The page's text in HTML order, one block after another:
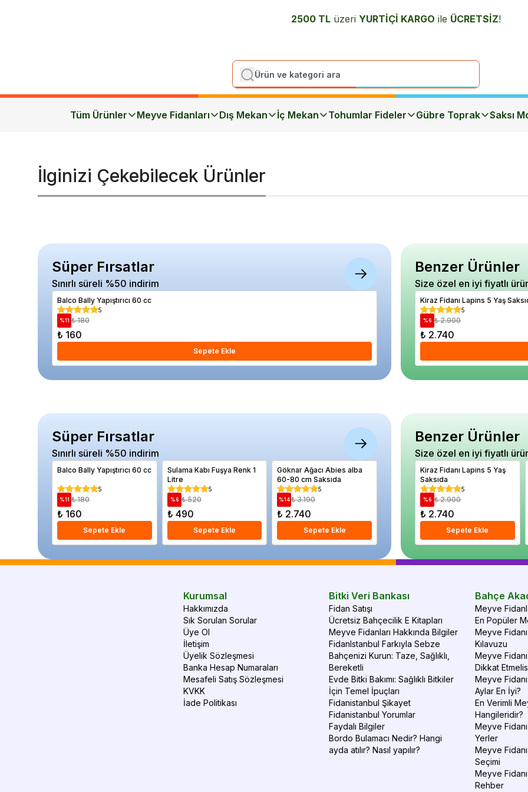
2500 TL üzeri YURTİÇİ KARGO ile ÜCRETSİZ!
Tüm Ürünler Meyve Fidanları Dış Mekan İç Mekan Tohumlar Fideler Gübre Toprak Saksı
İlginizi Çekebilecek Ürünler
Süper Fırsatlar
Sınırlı süreli %50 indirim
Balco Bally Yapıştırıcı 60 cc
5
%11 ₺ 180
₺ 160
Sepete Ekle
Sulama Kabı Fuşya Renk 1 Litre
5
Benzer Ürünler
Size özel en iyi fiyatlı
Kiraz Fidanı Lapins 5 Yaş
5
% 6 ₺ 2.900
₺ 2.740
Süper Fırsatlar
Sınırlı süreli %50 indirim
Balco Bally Yapıştırıcı 60 cc
5
%11 ₺ 180
₺ 160
Sepete Ekle
Sulama Kabı Fuşya Renk 1
Litre
5
% 6 ₺ 520
₺ 490
Sepete Ekle
Göknar Ağacı Abies alba
60-80 cm Saksıda
5
%14 ₺ 3.190
₺ 2.740
Sepete Ekle
Bodur Çalı Hanımeli Fidanı
Lonicera Nitida Saksıda
5
₺ 1.790
Sepete Ekle
Bektaşi
₺
Benzer Ürünler
Size özel en iyi fiyatlı
Kiraz Fidanı Lapins 5 Yaş
Saksıda
5
% 6 ₺ 2.900
₺ 2.740
Sepete Ekle
Kurumsal
Hakkımızda
Sık Sorulan Sorular
Üye Ol
İletişim
Üyelik Sözleşmesi
Banka Hesap Numaraları
Mesafeli Satış Sözleşmesi
KVKK
İade Politikası
Bitki Veri Bankası
Fidan Satışı
Ücretsiz Bahçecilik E Kitapları
Meyve Fidanları Hakkında Bilgiler
FidanIstanbul Farkıyla Sebze
Bahçenizi Kurun: Taze, Sağlıklı,
Bereketli
Evde Bitki Bakımı: Sağlıklı Bitkiler
İçin Temel İpuçları
Fidanistanbul Şikayet
Fidanistanbul Yorumlar
Faydalı Bilgiler
Bordo Bulamacı Nedir? Hangi
ayda atılır? Nasıl yapılır?
Bahçe
Meyve
En Popüler
Meyve
Kılavuzu
Meyve
Dikkat
Meyve
Aylar En İyi?
En Verimli
Hangileridir?
Meyve
Yerler
Meyve
Seçimi
Meyve Fidanı
Rehber